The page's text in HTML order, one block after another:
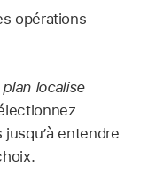
opérations
localise
entendre